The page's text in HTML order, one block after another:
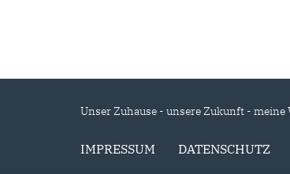
Unser Zuhause - unsere Zukunft - meine
IMPRESSUM DATENSCHUTZ